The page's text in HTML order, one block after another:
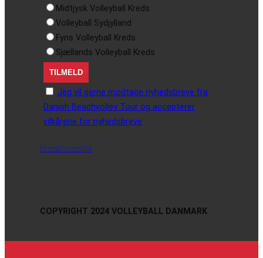
Midtjysk Volleyball Kreds
Volleyball Sydjylland
Fyns Volleyball Kreds
Sjællands Volleyball Kreds
Jeg vil gerne modtage nyhedsbreve fra
Danish Beachvolley Tour og accepterer
vilkårene for nyhedsbreve
Privatlivspolitik
COPYRIGHT 2024 VOLLEYBALL DANMARK